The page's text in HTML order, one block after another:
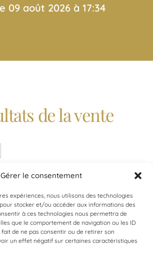
Gérer le consentement
expériences, nous utilisons des technologies
stocker et/ou accéder aux informations des
à ces technologies nous permettra de
que le comportement de navigation ou les ID
fait de ne pas consentir ou de retirer son
un effet négatif sur certaines caractéristiques
09 août 2026 à 17:34
de la vente